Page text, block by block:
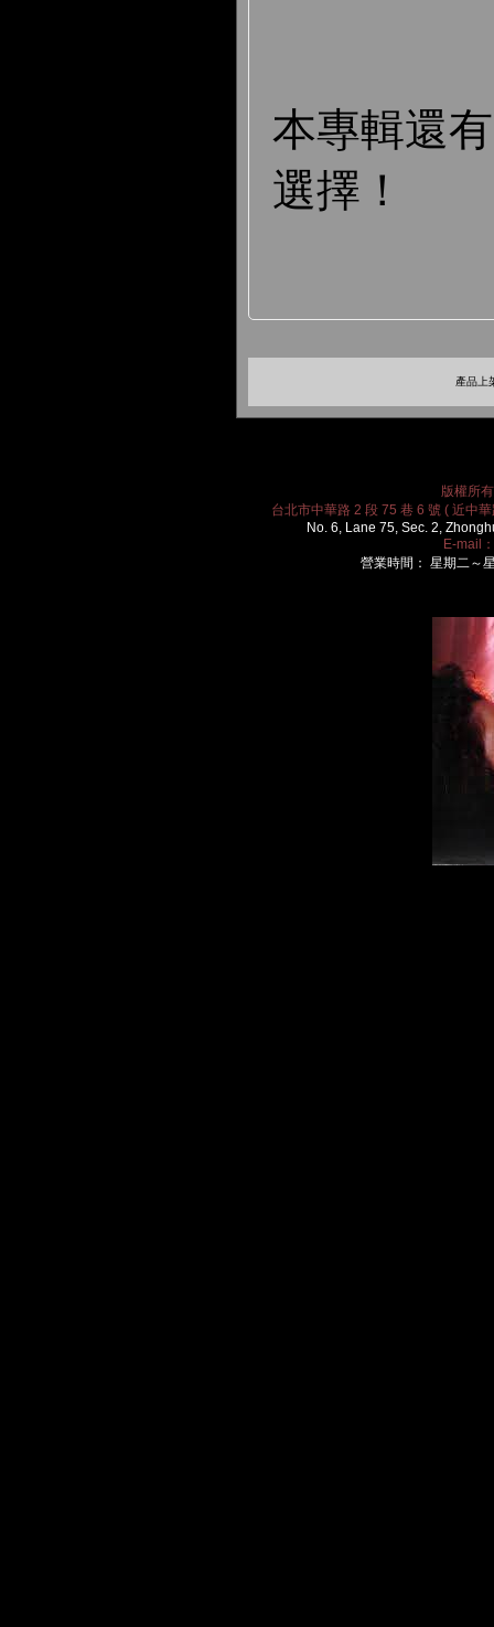
本專輯還
選擇！
產品上
版權所
台北市中華路 2 段 75 巷 6 號 ( 近中
No. 6, Lane 75, Sec. 2,
E-mail：
營業時間： 星期二～